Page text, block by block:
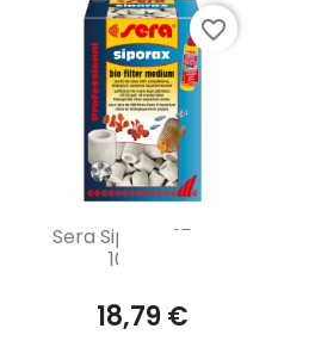
Aperçu rapide
Sera Siporax 15 Mm
1000 Ml
18,79 €
favorite_border